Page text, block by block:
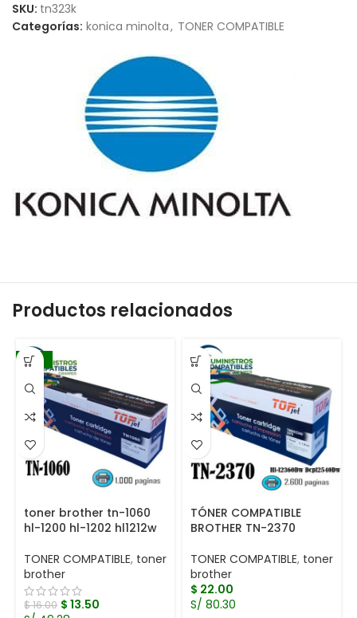
SKU: tn323k
Categorías: konica minolta, TONER COMPATIBLE
Productos relacionados
-16%
toner brother tn-1060
hl-1200 hl-1202 hl1212w
TONER COMPATIBLE, toner
brother
$16.00 $ 13.50
TÓNER COMPATIBLE
BROTHER TN-2370
TONER COMPATIBLE, toner
brother
$ 22.00
S/ 80.30